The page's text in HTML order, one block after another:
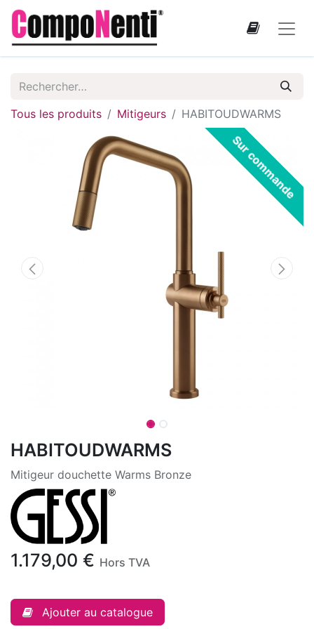
Tous les produits Mitigeurs HABITOUDWARMS
Sur commande
HABITOUDWARMS
Mitigeur douchette Warms Bronze
1.179,00 € Hors TVA
Ajouter au catalogue